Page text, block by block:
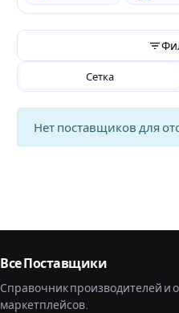
Сетка
Нет поставщиков для
Все Поставщики
Справочник производителей и
маркетплейсов.